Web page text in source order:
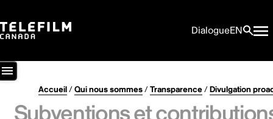
DialogueEN
Accueil/Qui nous sommes/Transparence/Divulgation